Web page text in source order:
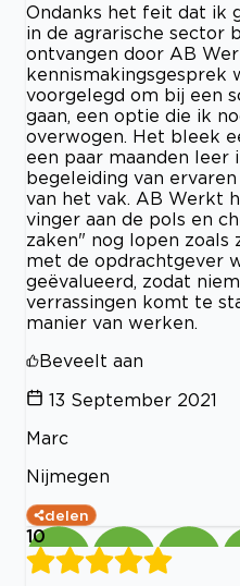
Ondanks het feit dat ik
in de agrarische sector
ontvangen door AB
kennismakingsgesprek
voorgelegd om bij een
gaan, een optie die ik
overwogen. Het bleek
een paar maanden
begeleiding van
van het vak. AB Werkt
vinger aan de pols en
zaken" nog lopen zoals
met de opdrachtgever
geëvalueerd, zodat
verrassingen komt te
manier van werken.
Beveelt aan
13 September 2021
Marc
Nijmegen
delen
10